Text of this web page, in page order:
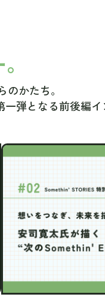
かたち。
弾となる前後編イ